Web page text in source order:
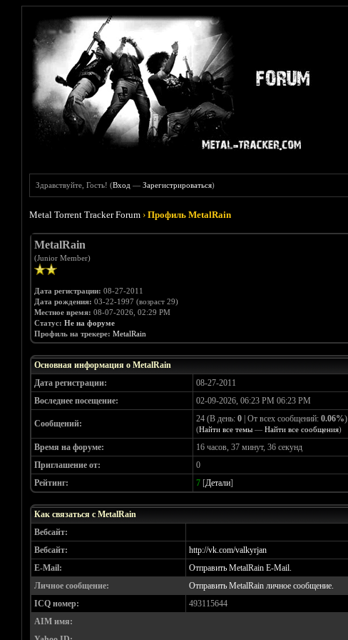
Здравствуйте, Гость! (Вход —Зарегистрироваться)
Metal Torrent Tracker Forum ›Профиль MetalRain
MetalRain
(Junior Member)
Дата регистрации: 08-27-2011
Дата рождения: 03-22-1997 (возраст 29)
Местное время: 08-07-2026, 02:29 PM
Статус: Не на форуме
Профиль на трекере: MetalRain
Основная информация о MetalRain
Дата регистрации:
08-27-2011
Воследнее посещение:
02-09-2026, 06:23 PM 06:23 PM
Сообщений: 24 (В день: 0| От всех сообщений: 0.06%)
(Найти все темы— Найти все сообщения)
Время на форуме:
16 часов, 37 минут, 36 секунд
Приглашение от:
0
Рейтинг:
7 [Детали]
Как связаться с MetalRain
Вебсайт:
Вебсайт:
http://vk.com/valkyrjan
E-Mail:
Отправить MetalRain E-Mail.
Личное сообщение:
Отправить MetalRain личное сообщение.
ICQ номер:
493115644
AIM имя: